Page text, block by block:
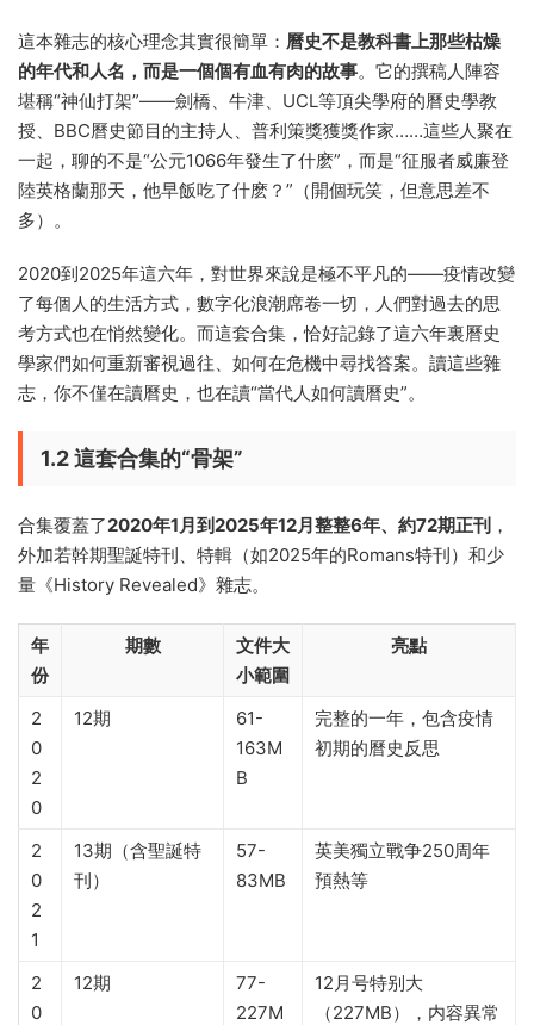
這本雜志的核心理念其實很簡單： 曆史不是教科書上那些枯燥
的年代和人名，而是一個個有血有肉的故事。它的撰稿人陣容
堪稱“神仙打架”——劍橋、牛津、UCL等頂尖學府的曆史學教
授、BBC曆史節目的主持人、普利策獎獲獎作家……這些人聚在
一起，聊的不是“公元1066年發生了什麽”，而是“征服者威廉登
陸英格蘭那天，他早飯吃了什麽？”（開個玩笑，但意思差不
多）。
2020到2025年這六年，對世界來說是極不平凡的——疫情改變
了每個人的生活方式，數字化浪潮席卷一切，人們對過去的思
考方式也在悄然變化。而這套合集，恰好記錄了這六年裏曆史
學家們如何重新審視過往、如何在危機中尋找答案。讀這些雜
志，你不僅在讀曆史，也在讀“當代人如何讀曆史”。
1.2 這套合集的“骨架”
合集覆蓋了2020年1月到2025年12月整整6年、約72期正刊 ，
外加若幹期聖誕特刊、特輯（如2025年的Romans特刊）和少
量《History Revealed》雜志。
年
份
期數
文件大
小範圍
亮點
2
0
2
0
12期
61-
163M
B
完整的一年，包含疫情
初期的曆史反思
2
0
2
1
13期（含聖誕特
刊）
57-
83MB
英美獨立戰争250周年
預熱等
2
0
12期
77-
227M
12月号特别大
（227MB），内容異常